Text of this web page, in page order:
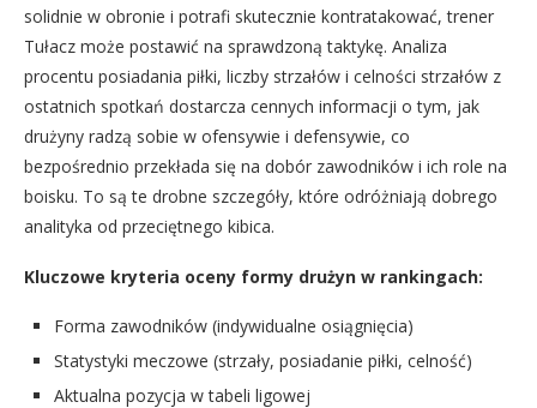
solidnie w obronie i potrafi skutecznie kontratakować, trener
Tułacz może postawić na sprawdzoną taktykę. Analiza
procentu posiadania piłki, liczby strzałów i celności strzałów z
ostatnich spotkań dostarcza cennych informacji o tym, jak
drużyny radzą sobie w ofensywie i defensywie, co
bezpośrednio przekłada się na dobór zawodników i ich role na
boisku. To są te drobne szczegóły, które odróżniają dobrego
analityka od przeciętnego kibica.
Kluczowe kryteria oceny formy drużyn w rankingach:
Forma zawodników (indywidualne osiągnięcia)
Statystyki meczowe (strzały, posiadanie piłki, celność)
Aktualna pozycja w tabeli ligowej